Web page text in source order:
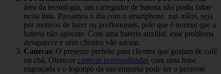
área da tecnologia, um carregador de bateria não podia faltar
nesta lista. Passamos o dia com o smartphone nas mãos, seja
por motivos de lazer ou profissionais, pelo que é normal que a
bateria não aguente. Com uma bateria auxiliar, esse problema
desaparece e seus clientes vão adorar.
Canecas: O presente perfeito para clientes que gostam de café
ou chá. Oferecer canecas personalizadas com uma frase
engraçada e o logotipo da sua empresa pode ser o presente